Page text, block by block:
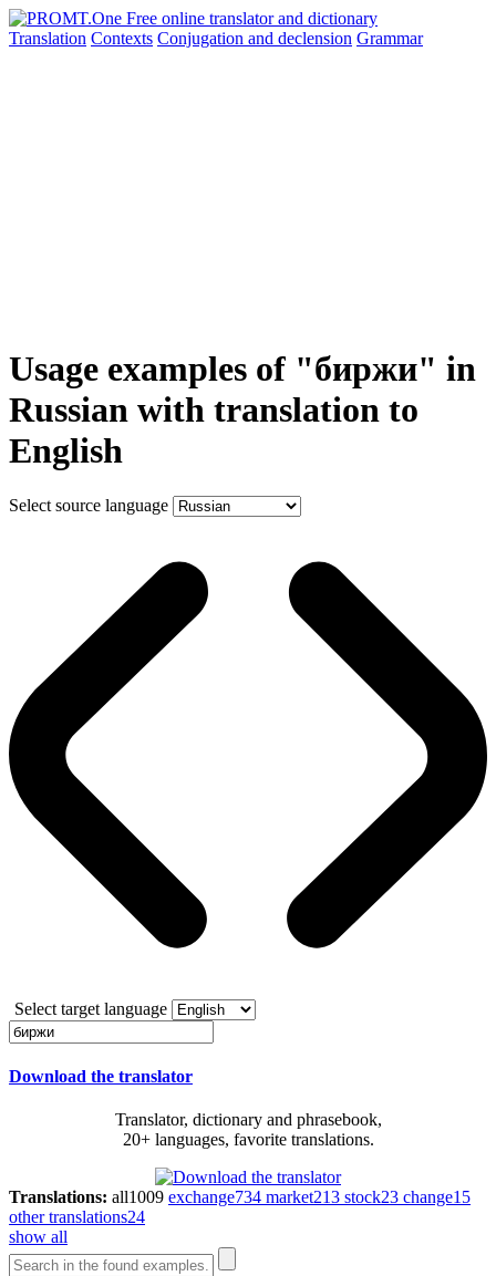
Translation Contexts Conjugation and declension Grammar
Usage examples of "биржи" in
Russian with translation to
English
Select source language
Select target language
Download the translator
Translator, dictionary and phrasebook,
20+ languages, favorite translations.
Translations: all1009 exchange734 market213 stock23 change15
other translations24
show all